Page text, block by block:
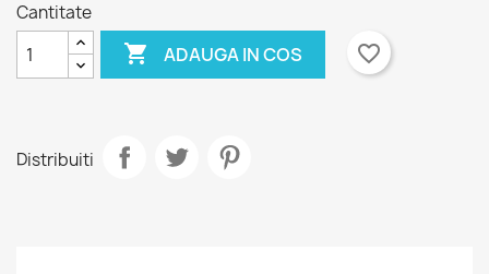
Cantitate
 ADAUGA IN COS favorite_border
Distribuiti